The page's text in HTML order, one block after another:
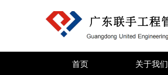
首页 关于我们